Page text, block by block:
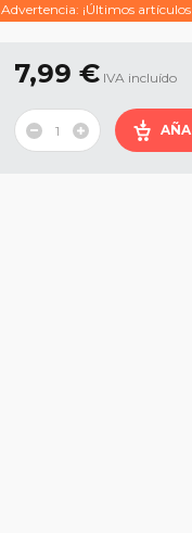
Advertencia: ¡Últimos
7,99 € IVA incluído